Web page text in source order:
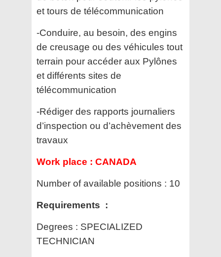
et tours de télécommunication
-Conduire, au besoin, des engins
de creusage ou des véhicules tout
terrain pour accéder aux Pylônes
et différents sites de
télécommunication
-Rédiger des rapports journaliers
d’inspection ou d’achèvement des
travaux
Work place : CANADA
Number of available positions : 10
Requirements :
Degrees : SPECIALIZED
TECHNICIAN